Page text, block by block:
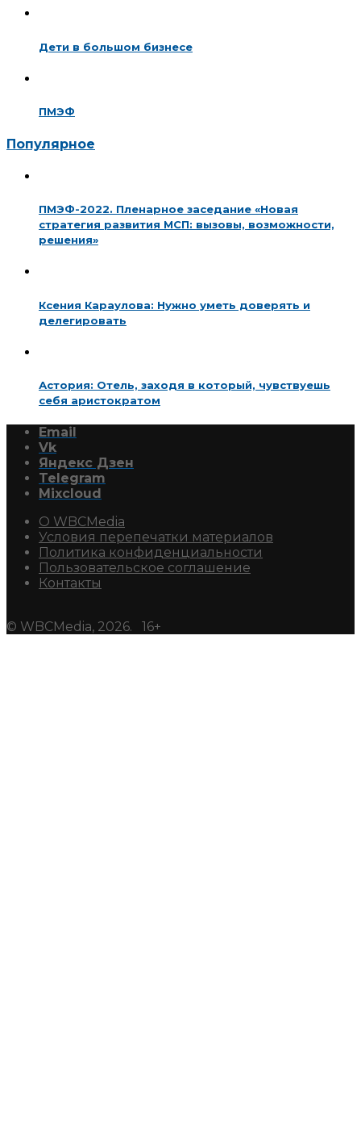
Дети в большом бизнесе
ПМЭФ
Популярное
ПМЭФ-2022. Пленарное заседание «Новая
стратегия развития МСП: вызовы, возможности,
решения»
Ксения Караулова: Нужно уметь доверять и
делегировать
Астория: Отель, заходя в который, чувствуешь
себя аристократом
Email
Vk
Яндекс Дзен
Telegram
Mixcloud
О WBCMedia
Условия перепечатки материалов
Политика конфиденциальности
Пользовательское соглашение
Контакты
© WBCMedia, 2026. 16+